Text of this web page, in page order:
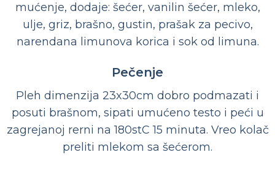
mućenje, dodaje: šećer, vanilin šećer, mleko,
ulje, griz, brašno, gustin, prašak za pecivo,
narendana limunova korica i sok od limuna.
Pečenje
Pleh dimenzija 23x30cm dobro podmazati i
posuti brašnom, sipati umućeno testo i peći u
zagrejanoj rerni na 180stC 15 minuta. Vreo kolač
preliti mlekom sa šećerom.